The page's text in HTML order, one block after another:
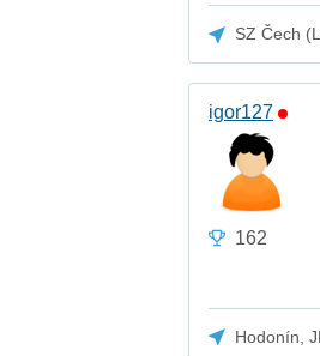
SZ Čech
igor127
162
Hodonín,